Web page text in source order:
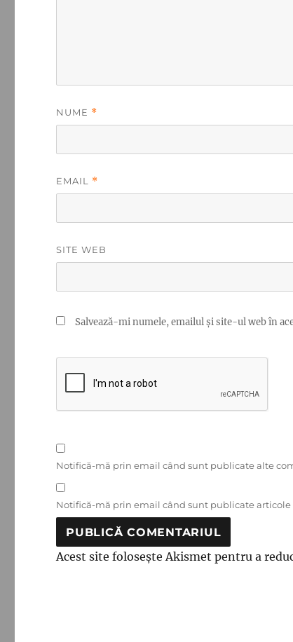
NUME *
EMAIL *
SITE WEB
Salvează-mi numele, emailul și site-ul web în
Notifică-mă prin email când sunt publicate alte
Notifică-mă prin email când sunt publicate articole
Acest site folosește Akismet pentru a